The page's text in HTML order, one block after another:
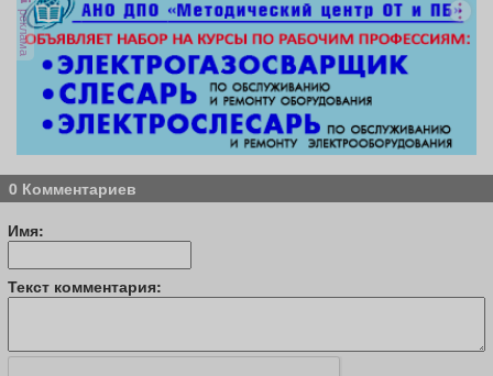
реклама
0 Комментариев
Имя:
Текст комментария: